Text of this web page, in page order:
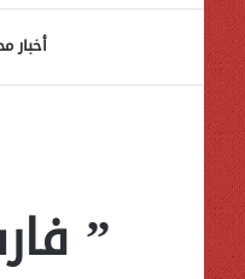
أخبار
”